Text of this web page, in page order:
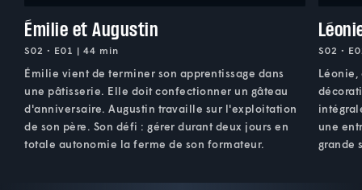
Émilie et Augustin
S02 • E01 | 44 min
Émilie vient de terminer son apprentissage dans
une pâtisserie. Elle doit confectionner un gâteau
d'anniversaire. Augustin travaille sur l'exploitation
de son père. Son défi : gérer durant deux jours en
totale autonomie la ferme de son formateur.
S02 •
Léonie,
une
grande